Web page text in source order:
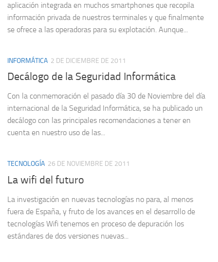
aplicación integrada en muchos smartphones que recopila
información privada de nuestros terminales y que finalmente
se ofrece a las operadoras para su explotación. Aunque...
INFORMÁTICA 2 DE DICIEMBRE DE 2011
Decálogo de la Seguridad Informática
Con la conmemoración el pasado día 30 de Noviembre del día
internacional de la Seguridad Informática, se ha publicado un
decálogo con las principales recomendaciones a tener en
cuenta en nuestro uso de las...
TECNOLOGÍA 26 DE NOVIEMBRE DE 2011
La wifi del futuro
La investigación en nuevas tecnologías no para, al menos
fuera de España, y fruto de los avances en el desarrollo de
tecnologías Wifi tenemos en proceso de depuración los
estándares de dos versiones nuevas...